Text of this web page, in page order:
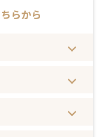
らから